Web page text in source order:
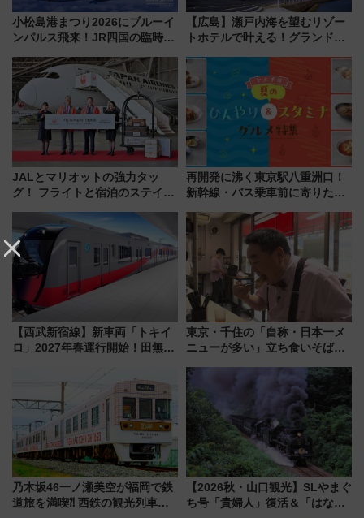
小松島港まつり2026にブルーイ
ンパルス飛来！JR四国の臨時ダ
【広島】瀬戸内海を望むリゾー
トホテルで叶える！グランドプ
ディング＆カジュアルパーティ
ープラン
JALとマリオットの強力タッ
グ！ フライトと宿泊のステイタ
上級会員資格を効率よく獲得す
る方法を解説
再開発に沸く東京駅八重洲口！
新幹線・バス乗車前に寄りたい
やり＆スタミナグルメ」6選【新
店舗も！】
【西武新宿線】新車両「トキイ
ロ」2027年春運行開始！田無・
東京・千住の「自称・日本一メ
ニューが多い」立ち食いそば屋
地のふらっと立ち食いそば』
7/27夜10時～放送
乃木坂46一ノ瀬美空が福岡で鉄
道旅を満喫⁈ 西鉄の観光列車
【2026秋・山口観光】SLやまぐ
ち号「貴婦人」復活＆「はなあ